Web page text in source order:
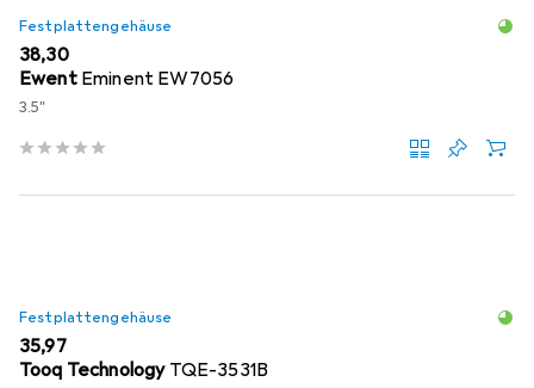
Festplattengehäuse
EUR
38,30
Ewent Eminent EW7056
3.5"
Festplattengehäuse
EUR
35,97
Tooq Technology TQE-3531B